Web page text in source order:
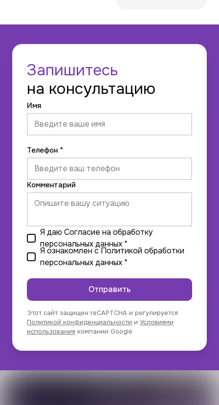
Запишитесь
на консультацию
Имя
Телефон *
Комментарий
Я даю Согласие на обработку
персональных данных *
Я ознакомлен сПолитикой обработки
персональных данных *
Отправить
Этот сайт защищен reCAPTCHA и регулируется
Политикой конфиденциальности и Условиями
использования компании Google.